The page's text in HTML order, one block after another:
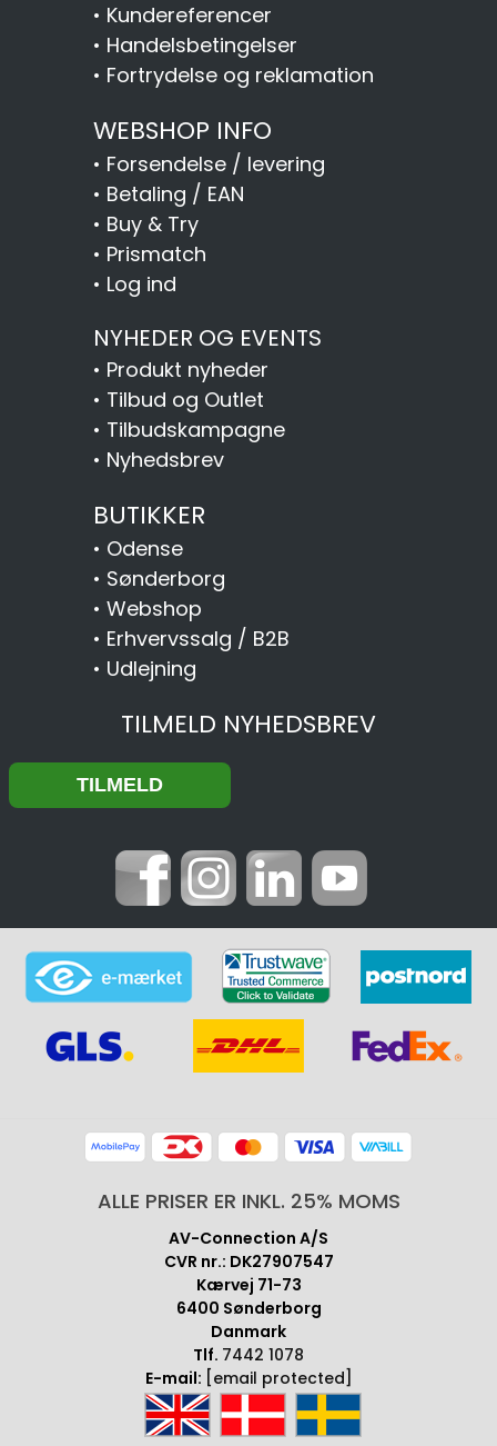
• Kundereferencer
• Handelsbetingelser
• Fortrydelse og reklamation
WEBSHOP INFO
• Forsendelse / levering
• Betaling / EAN
• Buy & Try
• Prismatch
• Log ind
NYHEDER OG EVENTS
• Produkt nyheder
• Tilbud og Outlet
• Tilbudskampagne
• Nyhedsbrev
BUTIKKER
• Odense
• Sønderborg
• Webshop
• Erhvervssalg / B2B
• Udlejning
TILMELD NYHEDSBREV
ALLE PRISER ER INKL. 25% MOMS
AV-Connection A/S
CVR nr.: DK27907547
Kærvej 71-73
6400 Sønderborg
Danmark
Tlf. 7442 1078
E-mail: [email protected]